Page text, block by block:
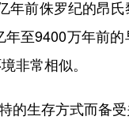
年前侏罗纪的昂
至9400万年前
非常相似。
的生存方式而备